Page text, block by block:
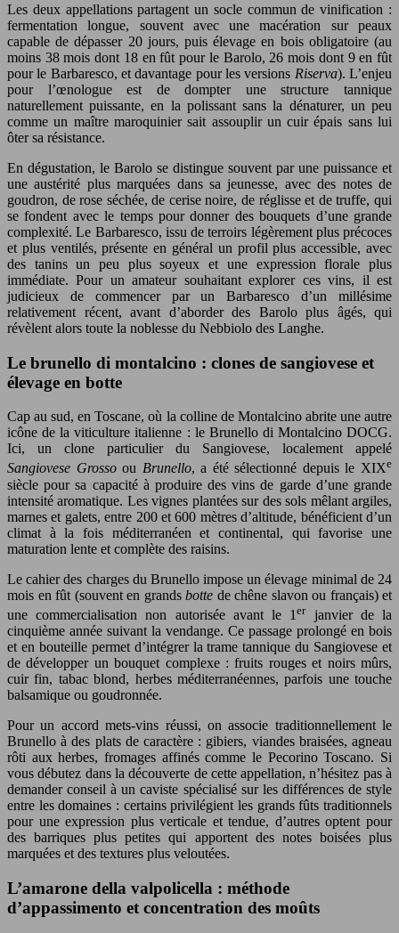
Les deux appellations partagent un socle commun de vinification :
fermentation longue, souvent avec une macération sur peaux
capable de dépasser 20 jours, puis élevage en bois obligatoire (au
moins 38 mois dont 18 en fût pour le Barolo, 26 mois dont 9 en fût
pour le Barbaresco, et davantage pour les versions Riserva). L’enjeu
pour l’œnologue est de dompter une structure tannique
naturellement puissante, en la polissant sans la dénaturer, un peu
comme un maître maroquinier sait assouplir un cuir épais sans lui
ôter sa résistance.
En dégustation, le Barolo se distingue souvent par une puissance et
une austérité plus marquées dans sa jeunesse, avec des notes de
goudron, de rose séchée, de cerise noire, de réglisse et de truffe, qui
se fondent avec le temps pour donner des bouquets d’une grande
complexité. Le Barbaresco, issu de terroirs légèrement plus précoces
et plus ventilés, présente en général un profil plus accessible, avec
des tanins un peu plus soyeux et une expression florale plus
immédiate. Pour un amateur souhaitant explorer ces vins, il est
judicieux de commencer par un Barbaresco d’un millésime
relativement récent, avant d’aborder des Barolo plus âgés, qui
révèlent alors toute la noblesse du Nebbiolo des Langhe.
Le brunello di montalcino : clones de sangiovese et
élevage en botte
Cap au sud, en Toscane, où la colline de Montalcino abrite une autre
icône de la viticulture italienne : le Brunello di Montalcino DOCG.
Ici, un clone particulier du Sangiovese, localement appelé
Sangiovese Grossoou Brunello, a été sélectionné depuis le XIXe
siècle pour sa capacité à produire des vins de garde d’une grande
intensité aromatique. Les vignes plantées sur des sols mêlant argiles,
marnes et galets, entre 200 et 600 mètres d’altitude, bénéficient d’un
climat à la fois méditerranéen et continental, qui favorise une
maturation lente et complète des raisins.
Le cahier des charges du Brunello impose un élevage minimal de 24
mois en fût (souvent en grands botte de chêne slavon ou français) et
une commercialisation non autorisée avant le 1erjanvier de la
cinquième année suivant la vendange. Ce passage prolongé en bois
et en bouteille permet d’intégrer la trame tannique du Sangiovese et
de développer un bouquet complexe : fruits rouges et noirs mûrs,
cuir fin, tabac blond, herbes méditerranéennes, parfois une touche
balsamique ou goudronnée.
Pour un accord mets-vins réussi, on associe traditionnellement le
Brunello à des plats de caractère : gibiers, viandes braisées, agneau
rôti aux herbes, fromages affinés comme le Pecorino Toscano. Si
vous débutez dans la découverte de cette appellation, n’hésitez pas à
demander conseil à un caviste spécialisé sur les différences de style
entre les domaines : certains privilégient les grands fûts traditionnels
pour une expression plus verticale et tendue, d’autres optent pour
des barriques plus petites qui apportent des notes boisées plus
marquées et des textures plus veloutées.
L’amarone della valpolicella : méthode
d’appassimento et concentration des moûts